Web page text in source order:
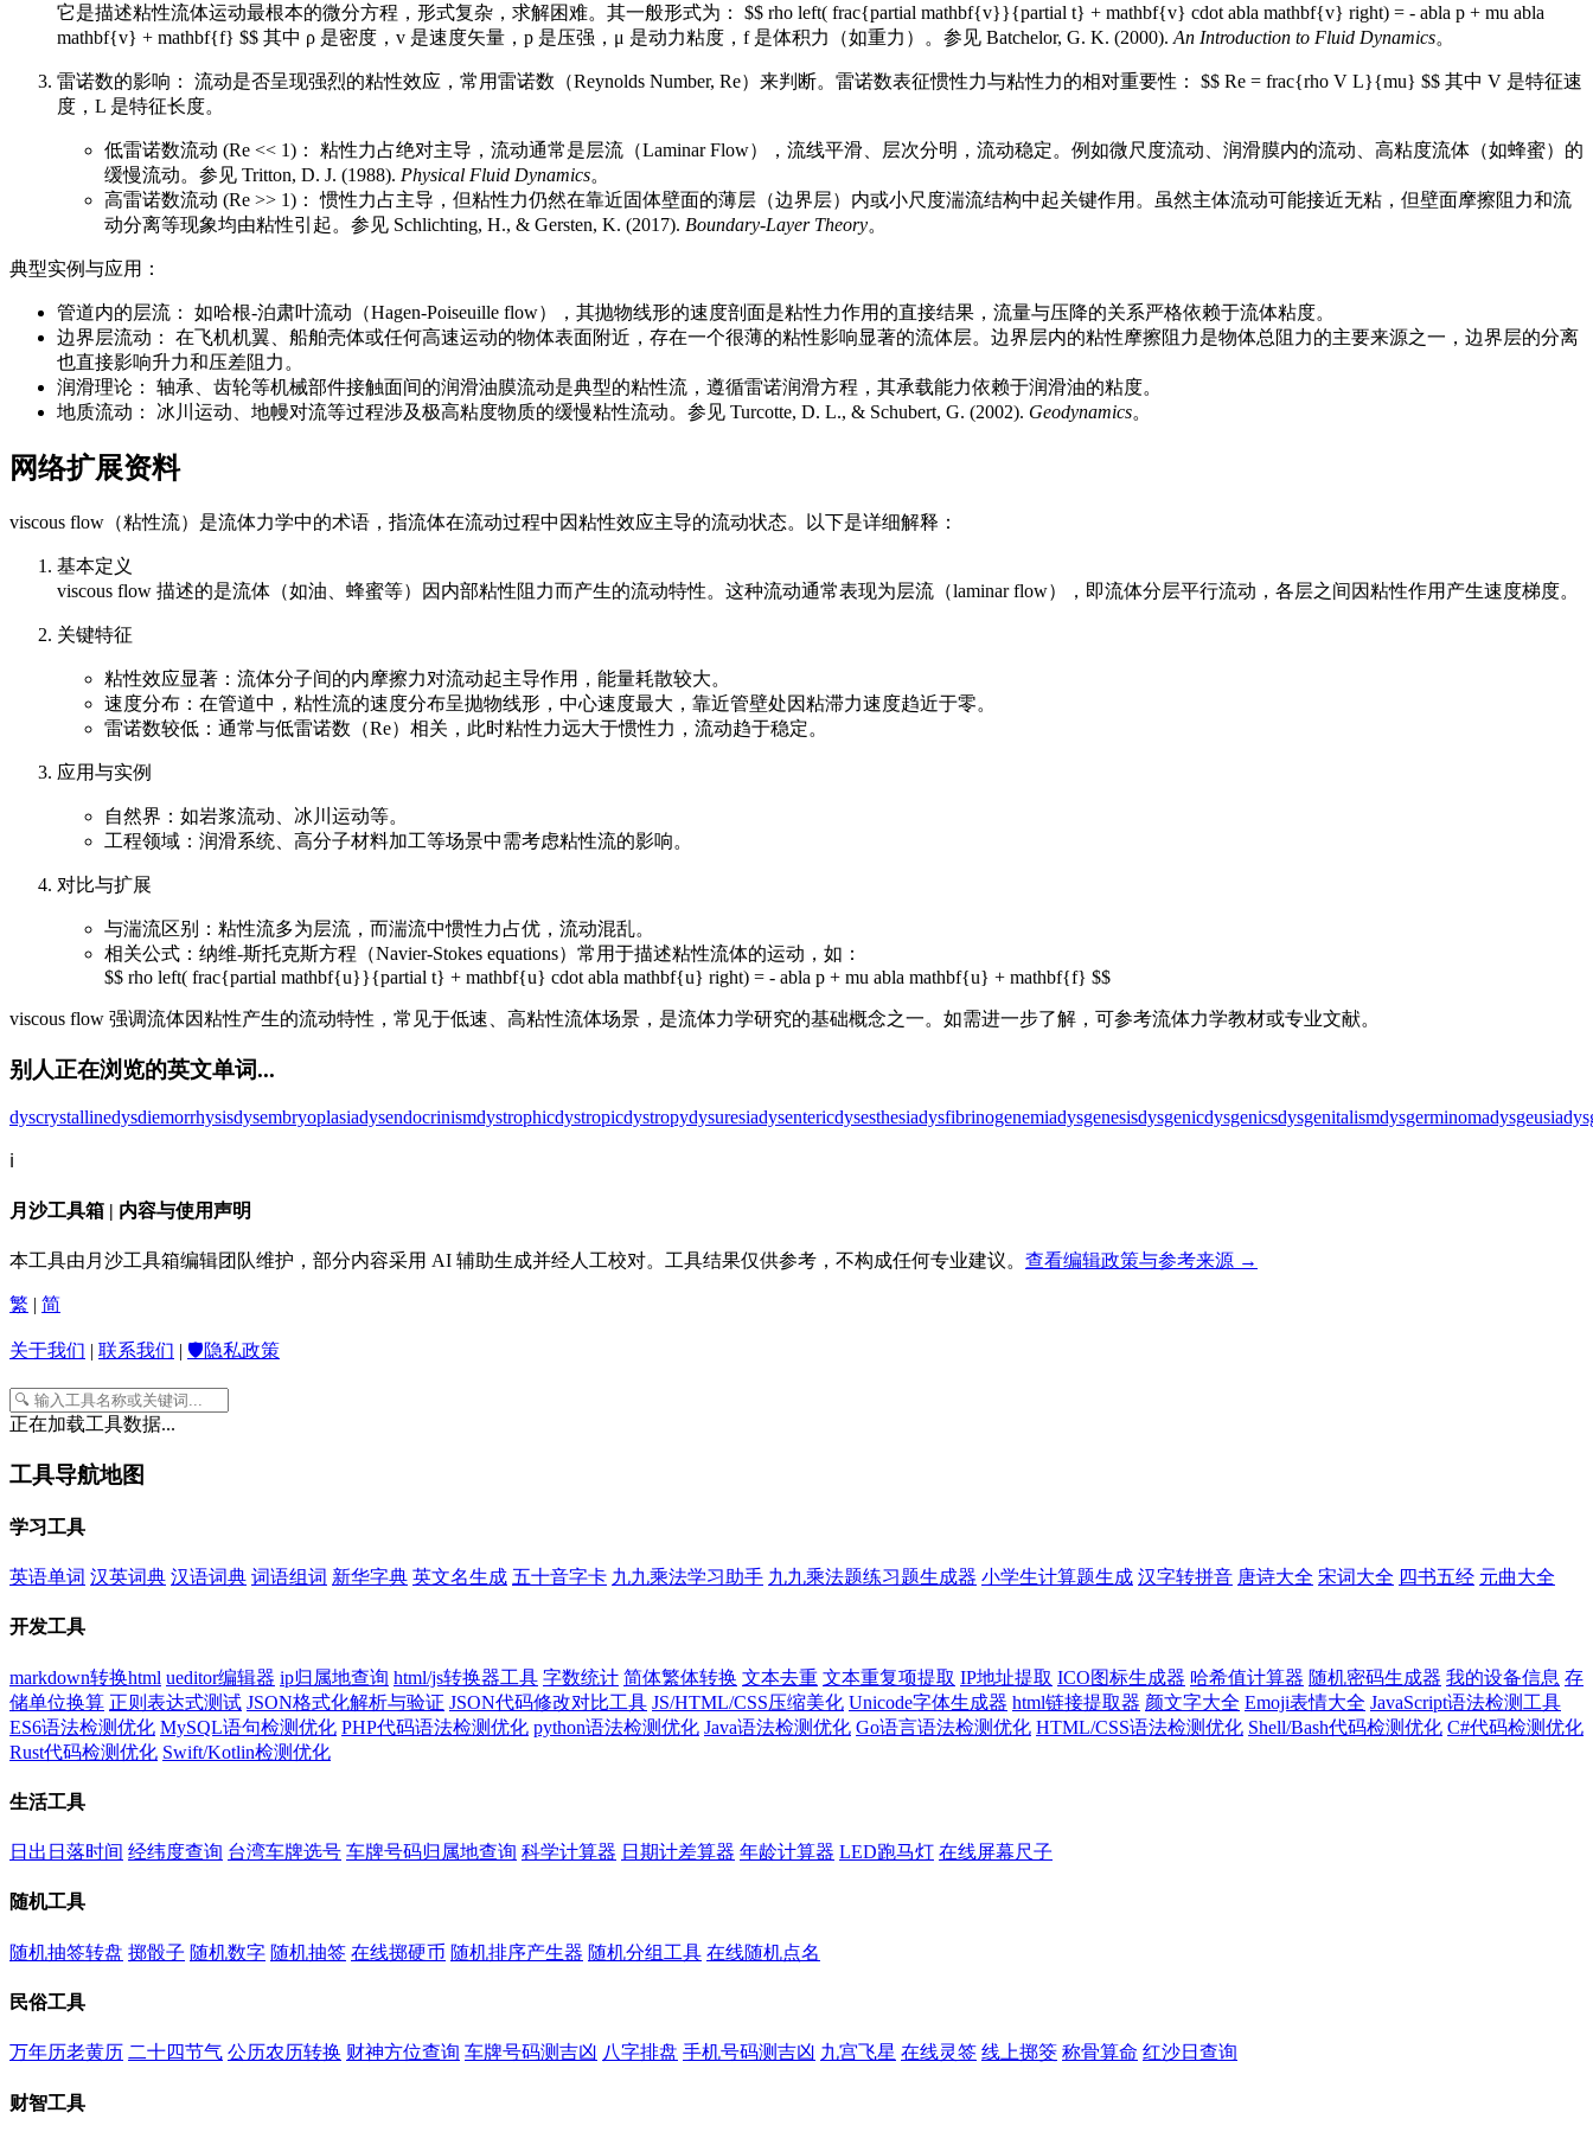
它是描述粘性流体运动最根本的微分方程，形式复杂，求解困难。其一般形式为： $$ rho left( frac{partial mathbf{v}}{partial t} + mathbf{v} cdot abla mathbf{v} right) = - abla p + mu abla
mathbf{v} + mathbf{f} $$ 其中 ρ 是密度，v 是速度矢量，p 是压强，μ 是动力粘度，f 是体积力（如重力）。参见 Batchelor, G. K. (2000). An Introduction to Fluid Dynamics。
雷诺数的影响： 流动是否呈现强烈的粘性效应，常用雷诺数（Reynolds Number, Re）来判断。雷诺数表征惯性力与粘性力的相对重要性： $$ Re = frac{rho V L}{mu} $$ 其中 V 是特征速
度，L 是特征长度。
低雷诺数流动 (Re << 1)： 粘性力占绝对主导，流动通常是层流（Laminar Flow），流线平滑、层次分明，流动稳定。例如微尺度流动、润滑膜内的流动、高粘度流体（如蜂蜜）的
缓慢流动。参见 Tritton, D. J. (1988). Physical Fluid Dynamics。
高雷诺数流动 (Re >> 1)： 惯性力占主导，但粘性力仍然在靠近固体壁面的薄层（边界层）内或小尺度湍流结构中起关键作用。虽然主体流动可能接近无粘，但壁面摩擦阻力和流
动分离等现象均由粘性引起。参见 Schlichting, H., & Gersten, K. (2017). Boundary-Layer Theory。
典型实例与应用：
管道内的层流： 如哈根-泊肃叶流动（Hagen-Poiseuille flow），其抛物线形的速度剖面是粘性力作用的直接结果，流量与压降的关系严格依赖于流体粘度。
边界层流动： 在飞机机翼、船舶壳体或任何高速运动的物体表面附近，存在一个很薄的粘性影响显著的流体层。边界层内的粘性摩擦阻力是物体总阻力的主要来源之一，边界层的分离
也直接影响升力和压差阻力。
润滑理论： 轴承、齿轮等机械部件接触面间的润滑油膜流动是典型的粘性流，遵循雷诺润滑方程，其承载能力依赖于润滑油的粘度。
地质流动： 冰川运动、地幔对流等过程涉及极高粘度物质的缓慢粘性流动。参见 Turcotte, D. L., & Schubert, G. (2002). Geodynamics。
网络扩展资料
viscous flow（粘性流）是流体力学中的术语，指流体在流动过程中因粘性效应主导的流动状态。以下是详细解释：
基本定义
viscous flow 描述的是流体（如油、蜂蜜等）因内部粘性阻力而产生的流动特性。这种流动通常表现为层流（laminar flow），即流体分层平行流动，各层之间因粘性作用产生速度梯度。
关键特征
粘性效应显著：流体分子间的内摩擦力对流动起主导作用，能量耗散较大。
速度分布：在管道中，粘性流的速度分布呈抛物线形，中心速度最大，靠近管壁处因粘滞力速度趋近于零。
雷诺数较低：通常与低雷诺数（Re）相关，此时粘性力远大于惯性力，流动趋于稳定。
应用与实例
自然界：如岩浆流动、冰川运动等。
工程领域：润滑系统、高分子材料加工等场景中需考虑粘性流的影响。
对比与扩展
与湍流区别：粘性流多为层流，而湍流中惯性力占优，流动混乱。
相关公式：纳维-斯托克斯方程（Navier-Stokes equations）常用于描述粘性流体的运动，如：
$$ rho left( frac{partial mathbf{u}}{partial t} + mathbf{u} cdot abla mathbf{u} right) = - abla p + mu abla mathbf{u} + mathbf{f} $$
viscous flow 强调流体因粘性产生的流动特性，常见于低速、高粘性流体场景，是流体力学研究的基础概念之一。如需进一步了解，可参考流体力学教材或专业文献。
别人正在浏览的英文单词...
dyscrystallinedysdiemorrhysisdysembryoplasiadysendocrinismdystrophicdystropicdystropydysuresiadysentericdysesthesiadysfibrinogenemiadysgenesisdysgenicdysgenicsdysgenitalismdysgerminomadysgeusia
ℹ️
月沙工具箱 | 内容与使用声明
本工具由月沙工具箱编辑团队维护，部分内容采用 AI 辅助生成并经人工校对。工具结果仅供参考，不构成任何专业建议。 查看编辑政策与参考来源 →
繁 | 简
关于我们 | 联系我们 | 🛡️隐私政策
正在加载工具数据...
工具导航地图
学习工具
英语单词 汉英词典 汉语词典 词语组词 新华字典 英文名生成 五十音字卡 九九乘法学习助手 九九乘法题练习题生成器 小学生计算题生成 汉字转拼音 唐诗大全 宋词大全 四书五经 元曲大全
开发工具
markdown转换html ueditor编辑器 ip归属地查询 html/js转换器工具 字数统计 简体繁体转换 文本去重 文本重复项提取 IP地址提取 ICO图标生成器 哈希值计算器 随机密码生成器 我的设备信息 存
储单位换算 正则表达式测试 JSON格式化解析与验证 JSON代码修改对比工具 JS/HTML/CSS压缩美化 Unicode字体生成器 html链接提取器 颜文字大全 Emoji表情大全 JavaScript语法检测工具
ES6语法检测优化 MySQL语句检测优化 PHP代码语法检测优化 python语法检测优化 Java语法检测优化 Go语言语法检测优化 HTML/CSS语法检测优化 Shell/Bash代码检测优化 C#代码检测优化
Rust代码检测优化 Swift/Kotlin检测优化
生活工具
日出日落时间 经纬度查询 台湾车牌选号 车牌号码归属地查询 科学计算器 日期计差算器 年龄计算器 LED跑马灯 在线屏幕尺子
随机工具
随机抽签转盘 掷骰子 随机数字 随机抽签 在线掷硬币 随机排序产生器 随机分组工具 在线随机点名
民俗工具
万年历老黄历 二十四节气 公历农历转换 财神方位查询 车牌号码测吉凶 八字排盘 手机号码测吉凶 九宫飞星 在线灵签 线上掷筊 称骨算命 红沙日查询
财智工具